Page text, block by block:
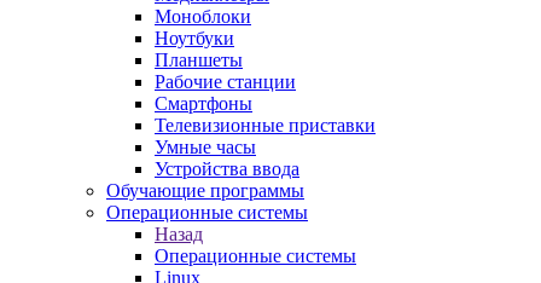
Моноблоки
Ноутбуки
Планшеты
Рабочие станции
Смартфоны
Телевизионные приставки
Умные часы
Устройства ввода
Обучающие программы
Операционные системы
Назад
Операционные системы
Linux